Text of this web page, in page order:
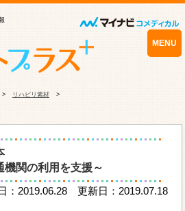
MENU
リハビリ素材
機関の利用を支援～
：2019.06.28 更新日：2019.07.18